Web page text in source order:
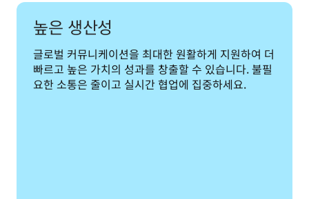
높은 생산성
글로벌 커뮤니케이션을 최대한 원활하게 지원하여 더
빠르고 높은 가치의 성과를 창출할 수 있습니다. 불필
요한 소통은 줄이고 실시간 협업에 집중하세요.